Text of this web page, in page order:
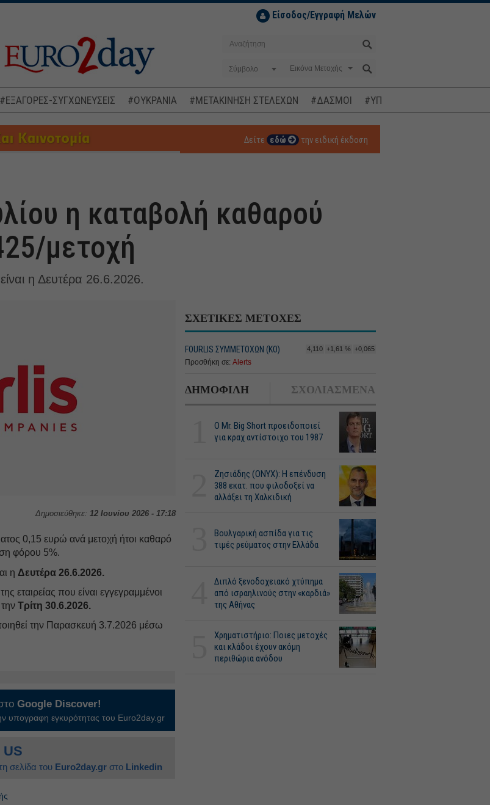
Είσοδος/Εγγραφή Μελών
Σύμβολο
#ΕΞΑΓΟΡΕΣ-ΣΥΓΧΩΝΕΥΣΕΙΣ #ΟΥΚΡΑΝΙΑ #ΜΕΤΑΚΙΝΗΣΗ ΣΤΕΛΕΧΩΝ #ΔΑΣΜΟΙ #ΥΠΟΚΛΟΠΕΣ
Δείτε εδώ την ειδική έκδοση
η καταβολή καθαρού
μετοχή
η Δευτέρα 26.6.2026.
Δημοσιεύθηκε: 12 Ιουνίου 2026 - 17:18
0,15 ευρώ ανά μετοχή ήτοι καθαρό
φόρου 5%.
ηΔευτέρα 26.6.2026.
εταιρείας που είναι εγγεγραμμένοι
Τρίτη 30.6.2026.
την Παρασκευή 3.7.2026 μέσω
Google Discover!
υπογραφη εγκυρότητας του Euro2day.gr
US
σελίδα του Euro2day.gr στο Linkedin
ΣΧΕΤΙΚΕΣ ΜΕΤΟΧΕΣ
FOURLIS ΣΥΜΜΕΤΟΧΩΝ (KΟ) 4,110 +1,61 % +0,065
Προσθήκη σε: Alerts
ΔΗΜΟΦΙΛΗ ΣΧΟΛΙΑΣΜΕΝΑ
O Mr. Big Short προειδοποιεί
για κραχ αντίστοιχο του 1987
Ζησιάδης (ONYX): Η επένδυση
388 εκατ. που φιλοδοξεί να
αλλάξει τη Χαλκιδική
Βουλγαρική ασπίδα για τις
τιμές ρεύματος στην Ελλάδα
Διπλό ξενοδοχειακό χτύπημα
από ισραηλινούς στην «καρδιά»
της Αθήνας
Χρηματιστήριο: Ποιες μετοχές
και κλάδοι έχουν ακόμη
περιθώρια ανόδου